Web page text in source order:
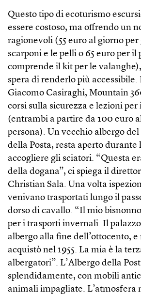
Questo tipo di ecoturismo
essere costoso, ma offrendo un
ragionevoli (55 euro al giorno per
scarponi e le pelli o 65 euro per il
comprende il kit per le
spera di renderlo più accessibile.
Giacomo Casiraghi, Mountain
corsi sulla sicurezza e lezioni
(entrambi a partire da 100 euro
persona). Un vecchio albergo del
della Posta, resta aperto durante
accogliere gli sciatori. “Questa
della dogana”, ci spiega il
Christian Sala. Una volta
venivano trasportati lungo il
dorso di cavallo. “Il mio
per i trasporti invernali. Il
albergo alla fine dell’ottocento,
acquistò nel 1955. La mia è la
albergatori”. L’Albergo della
splendidamente, con mobili
animali impagliate. L’atmosfera